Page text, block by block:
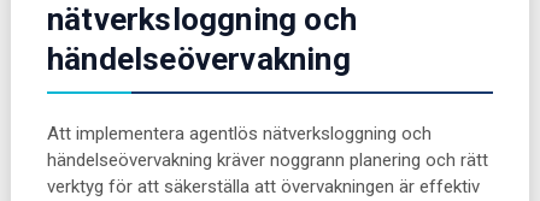
nätverksloggning och
händelseövervakning
Att implementera agentlös nätverksloggning och
händelseövervakning kräver noggrann planering och rätt
verktyg för att säkerställa att övervakningen är effektiv